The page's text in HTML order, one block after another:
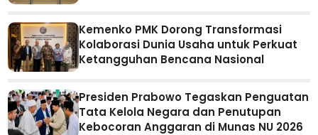
Kemenko PMK Dorong Transformasi
Kolaborasi Dunia Usaha untuk Perkuat
Ketangguhan Bencana Nasional
Presiden Prabowo Tegaskan Penguatan
Tata Kelola Negara dan Penutupan
Kebocoran Anggaran di Munas NU 2026